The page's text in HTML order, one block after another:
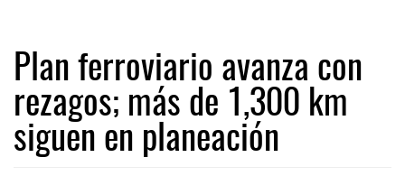
Plan ferroviario avanza con
rezagos; más de 1,300 km
siguen en planeación